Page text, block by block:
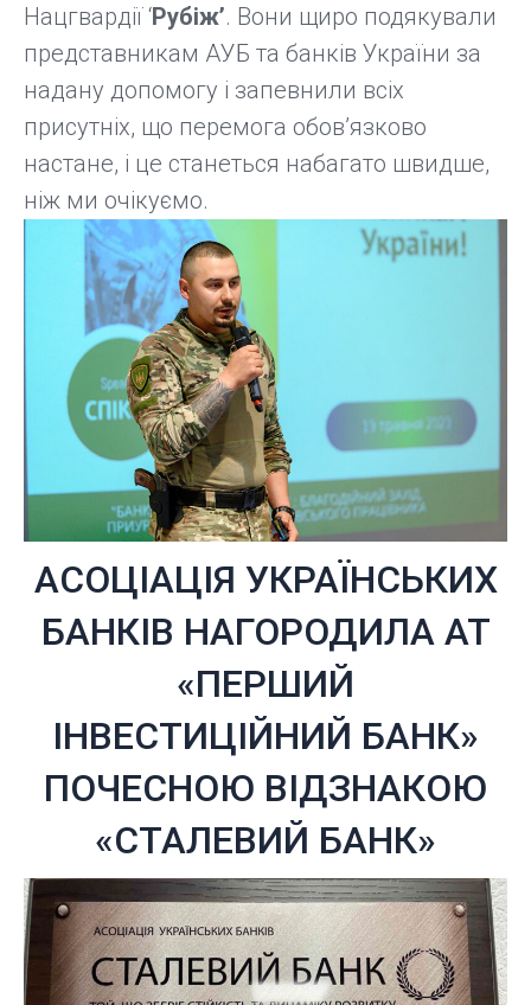
Нацгвардії ‘Рубіж’. Вони щиро подякували
представникам АУБ та банків України за
надану допомогу і запевнили всіх
присутніх, що перемога обов’язково
настане, і це станеться набагато швидше,
ніж ми очікуємо.
АСОЦІАЦІЯ УКРАЇНСЬКИХ
БАНКІВ НАГОРОДИЛА АТ
«ПЕРШИЙ
ІНВЕСТИЦІЙНИЙ БАНК»
ПОЧЕСНОЮ ВІДЗНАКОЮ
«СТАЛЕВИЙ БАНК»